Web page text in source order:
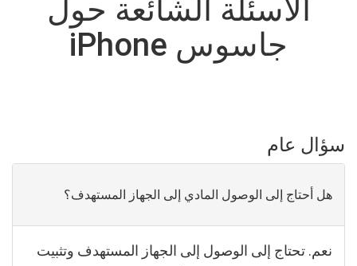
الأسئلة الشائعة حول
جاسوس iPhone
سؤال عام
هل أحتاج إلى الوصول المادي إلى الجهاز المستهدف؟
نعم. تحتاج إلى الوصول إلى الجهاز المستهدف وتثبيت